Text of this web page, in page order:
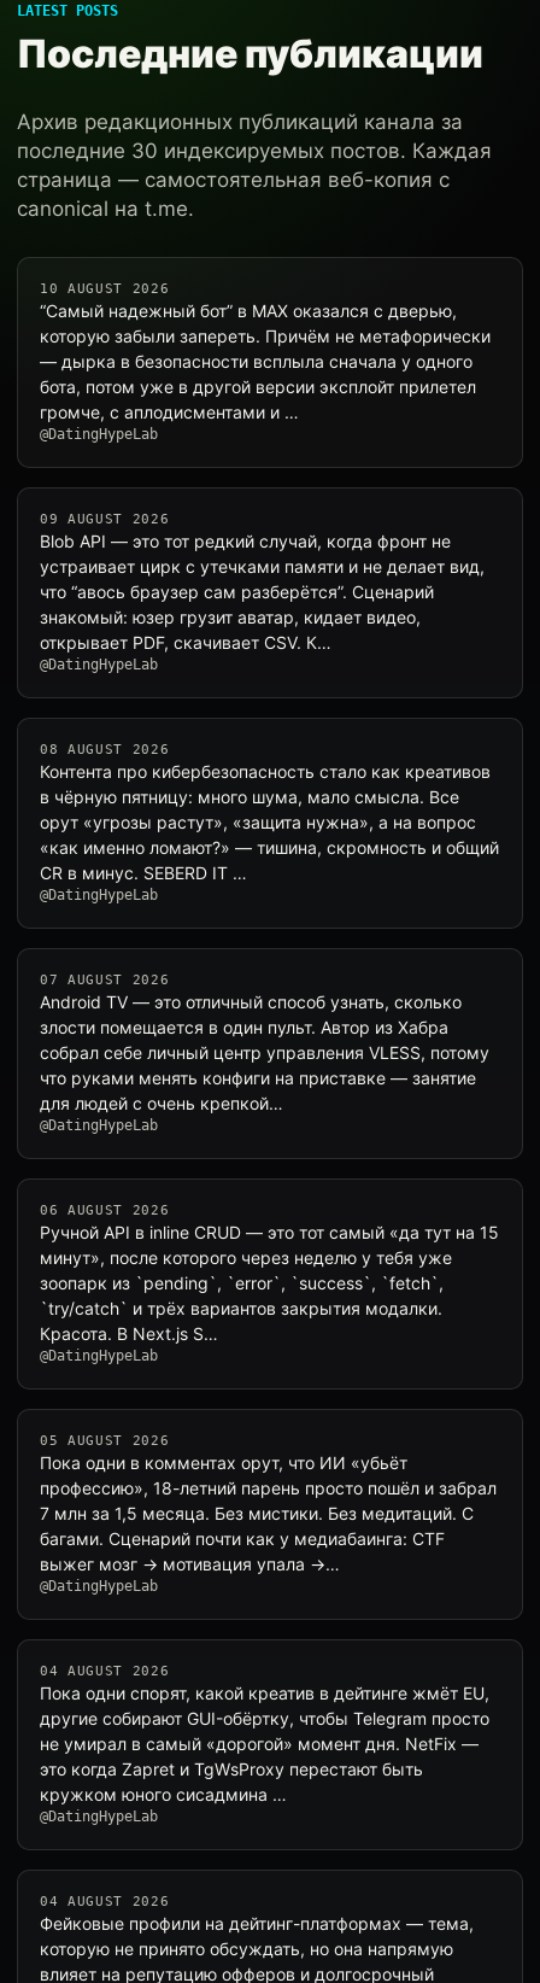
LATEST POSTS
Последние публикации
Архив редакционных публикаций канала за
последние 30 индексируемых постов. Каждая
страница — самостоятельная веб-копия с
canonical на t.me.
10 AUGUST 2026
“Самый надежный бот” в MAX оказался с дверью,
которую забыли запереть. Причём не метафорически
— дырка в безопасности всплыла сначала у одного
бота, потом уже в другой версии эксплойт прилетел
громче, с аплодисментами и …
@DatingHypeLab
09 AUGUST 2026
Blob API — это тот редкий случай, когда фронт не
устраивает цирк с утечками памяти и не делает вид,
что “авось браузер сам разберётся”. Сценарий
знакомый: юзер грузит аватар, кидает видео,
открывает PDF, скачивает CSV. К…
@DatingHypeLab
08 AUGUST 2026
Контента про кибербезопасность стало как креативов
в чёрную пятницу: много шума, мало смысла. Все
орут «угрозы растут», «защита нужна», а на вопрос
«как именно ломают?» — тишина, скромность и общий
CR в минус. SEBERD IT …
@DatingHypeLab
07 AUGUST 2026
Android TV — это отличный способ узнать, сколько
злости помещается в один пульт. Автор из Хабра
собрал себе личный центр управления VLESS, потому
что руками менять конфиги на приставке — занятие
для людей с очень крепкой…
@DatingHypeLab
06 AUGUST 2026
Ручной API в inline CRUD — это тот самый «да тут на 15
минут», после которого через неделю у тебя уже
зоопарк из `pending`, `error`, `success`, `fetch`,
`try/catch` и трёх вариантов закрытия модалки.
Красота. В Next.js S…
@DatingHypeLab
05 AUGUST 2026
Пока одни в комментах орут, что ИИ «убьёт
профессию», 18-летний парень просто пошёл и забрал
7 млн за 1,5 месяца. Без мистики. Без медитаций. С
багами. Сценарий почти как у медиабаинга: CTF
выжег мозг → мотивация упала →…
@DatingHypeLab
04 AUGUST 2026
Пока одни спорят, какой креатив в дейтинге жмёт EU,
другие собирают GUI-обёртку, чтобы Telegram просто
не умирал в самый «дорогой» момент дня. NetFix —
это когда Zapret и TgWsProxy перестают быть
кружком юного сисадмина …
@DatingHypeLab
04 AUGUST 2026
Фейковые профили на дейтинг-платформах — тема,
которую не принято обсуждать, но она напрямую
влияет на репутацию офферов и долгосрочный